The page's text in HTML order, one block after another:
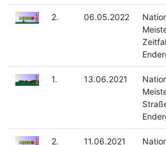
2. 06.05.2022
1. 13.06.2021
2. 11.06.2021